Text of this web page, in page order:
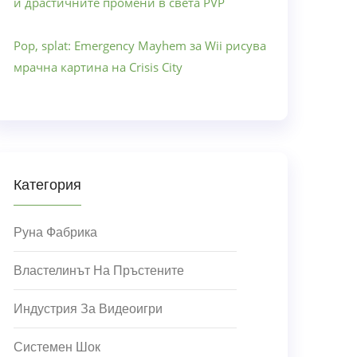
Pop, splat: Emergency Mayhem за Wii рисува
мрачна картина на Crisis City
Категория
Руна Фабрика
Властелинът На Пръстените
Индустрия За Видеоигри
Системен Шок